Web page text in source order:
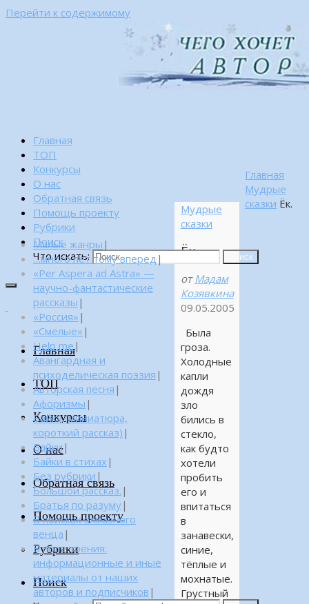
Перейти к содержимому
Главная
ТОП
Конкурсы
О нас
Обратная связь
Помощь проекту
Рубрики
Поиск
Что искать:
Поиск
Главная
ТОП
Конкурсы
О нас
Обратная связь
Помощь проекту
Рубрики
Поиск
Главная
Мудрые
сказки Ёк.
Мудрые
сказки
Ёк.
от Мадам
Козявкина
09.05.2005
Была
гроза.
Холодные
капли
дождя
зло
бились в
стекло,
как будто
хотели
пробить
его и
впитаться
в
занавески,
синие,
тёплые и
мохнатые.
Грустный
Малые жанры |
…много лет тому вперед |
«Per Aspera ad Astra» —
научно-фантастические
рассказы |
«Россия» |
«Смелые» |
Help me|
Авангардная и
психоделическая поэзия |
Авторская песня |
Афоризмы |
Байка (миниатюра,
короткий рассказ) |
Байки|
Байки в стихах |
Без рубрики |
Большой рассказ. |
Братья по разуму|
В поисках алмазного
венца |
В поле зрения:
информационные и иные
материалы от наших
авторов и подписчиков |